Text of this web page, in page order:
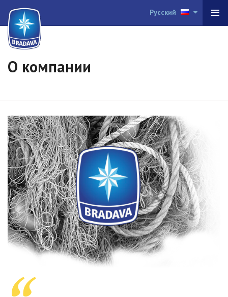
Русский
О компании